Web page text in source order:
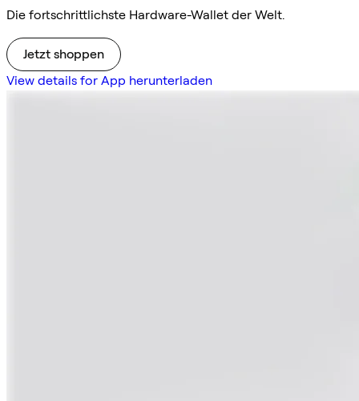
Die fortschrittlichste Hardware-Wallet der Welt.
Jetzt shoppen
View details for App herunterladen